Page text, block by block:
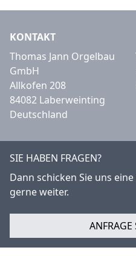
KONTAKT
Thomas Jann Orgelbau
GmbH
Allkofen 208
84082 Laberweinting
Deutschland
SIE HABEN FRAGEN?
Dann schicken Sie uns
gerne weiter.
ANFRAGE